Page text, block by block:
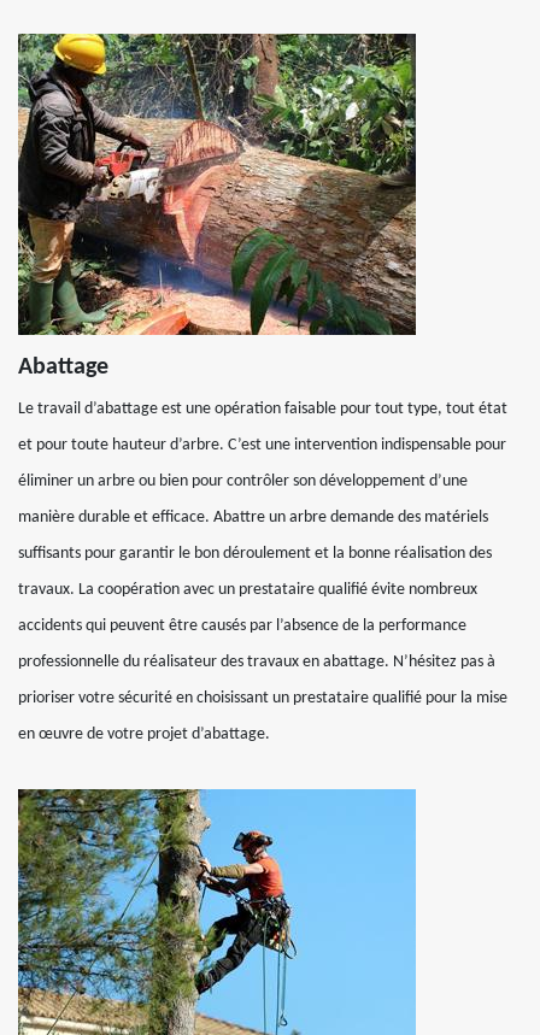
Abattage
Le travail d’abattage est une opération faisable pour tout type, tout état
et pour toute hauteur d’arbre. C’est une intervention indispensable pour
éliminer un arbre ou bien pour contrôler son développement d’une
manière durable et efficace. Abattre un arbre demande des matériels
suffisants pour garantir le bon déroulement et la bonne réalisation des
travaux. La coopération avec un prestataire qualifié évite nombreux
accidents qui peuvent être causés par l’absence de la performance
professionnelle du réalisateur des travaux en abattage. N’hésitez pas à
prioriser votre sécurité en choisissant un prestataire qualifié pour la mise
en œuvre de votre projet d’abattage.